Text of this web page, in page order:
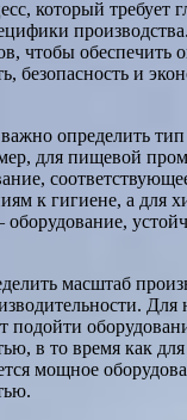
который требует
чтобы обеспечить
безопасность и
определить тип
для пищевой
к гигиене, а для
масштаб
Для
подойти
в то время как
мощное